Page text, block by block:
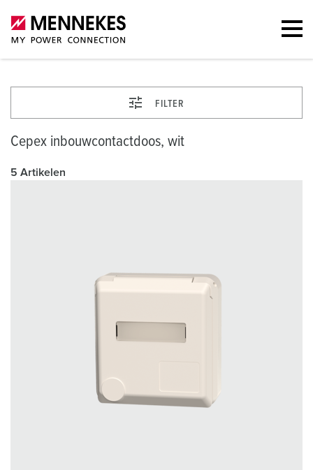
FILTER
Cepex inbouwcontactdoos, wit
5 Artikelen